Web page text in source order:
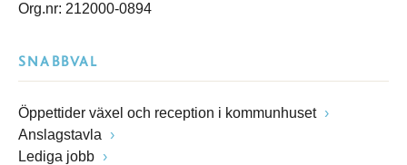
Org.nr: 212000-0894
SNABBVAL
Öppettider växel och reception i kommunhuset
Anslagstavla
Lediga jobb